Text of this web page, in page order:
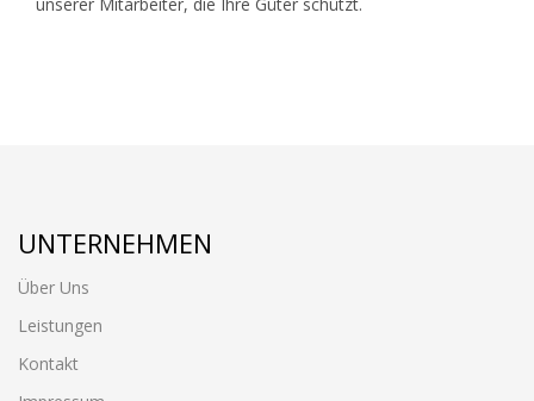
UNTERNEHMEN
Über Uns
Leistungen
Kontakt